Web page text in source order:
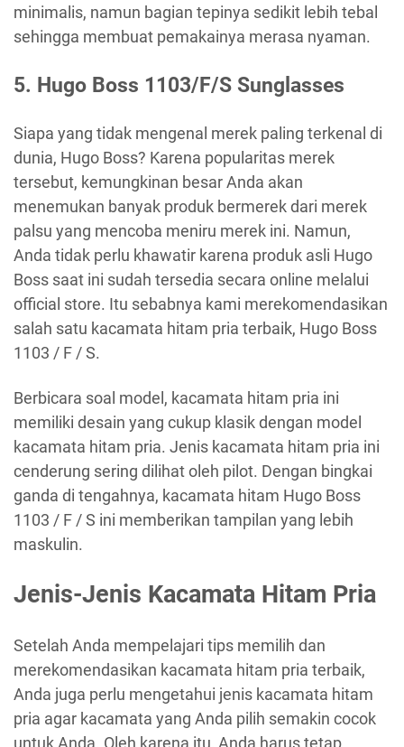
minimalis, namun bagian tepinya sedikit lebih tebal
sehingga membuat pemakainya merasa nyaman.
5. Hugo Boss 1103/F/S Sunglasses
Siapa yang tidak mengenal merek paling terkenal di
dunia, Hugo Boss? Karena popularitas merek
tersebut, kemungkinan besar Anda akan
menemukan banyak produk bermerek dari merek
palsu yang mencoba meniru merek ini. Namun,
Anda tidak perlu khawatir karena produk asli Hugo
Boss saat ini sudah tersedia secara online melalui
official store. Itu sebabnya kami merekomendasikan
salah satu kacamata hitam pria terbaik, Hugo Boss
1103 / F / S.
Berbicara soal model, kacamata hitam pria ini
memiliki desain yang cukup klasik dengan model
kacamata hitam pria. Jenis kacamata hitam pria ini
cenderung sering dilihat oleh pilot. Dengan bingkai
ganda di tengahnya, kacamata hitam Hugo Boss
1103 / F / S ini memberikan tampilan yang lebih
maskulin.
Jenis-Jenis Kacamata Hitam Pria
Setelah Anda mempelajari tips memilih dan
merekomendasikan kacamata hitam pria terbaik,
Anda juga perlu mengetahui jenis kacamata hitam
pria agar kacamata yang Anda pilih semakin cocok
untuk Anda. Oleh karena itu, Anda harus tetap